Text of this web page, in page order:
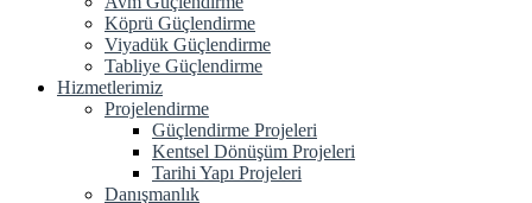
Köprü Güçlendirme
Viyadük Güçlendirme
Tabliye Güçlendirme
Hizmetlerimiz
Projelendirme
Güçlendirme Projeleri
Kentsel Dönüşüm Projeleri
Tarihi Yapı Projeleri
Danışmanlık